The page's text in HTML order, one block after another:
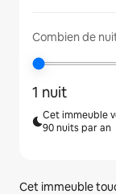
Combien de
1 nuit
Cet immeuble
90 nuits par an
Cet immeuble